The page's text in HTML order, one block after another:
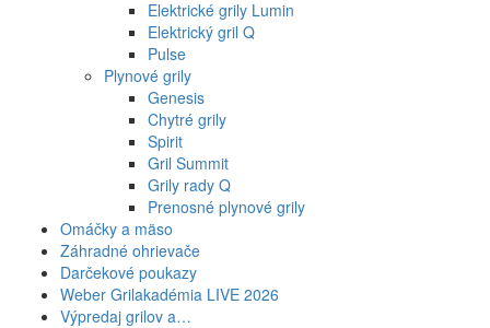
Elektrické grily Lumin
Elektrický gril Q
Pulse
Plynové grily
Genesis
Chytré grily
Spirit
Gril Summit
Grily rady Q
Prenosné plynové grily
Omáčky a mäso
Záhradné ohrievače
Darčekové poukazy
Weber Grilakadémia LIVE 2026
Výpredaj grilov a…